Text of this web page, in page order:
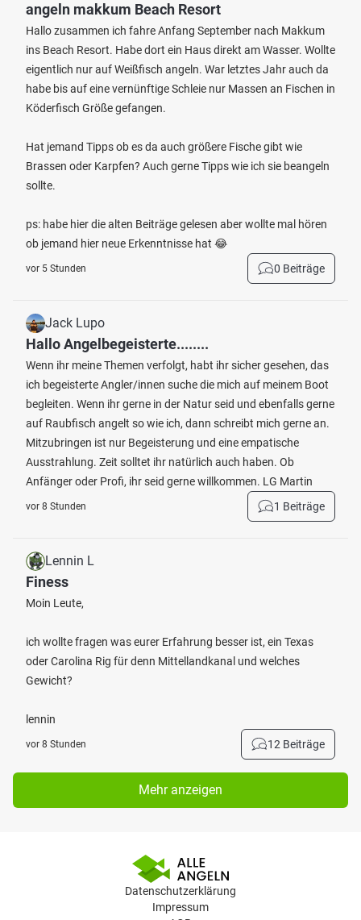
angeln makkum Beach Resort
Hallo zusammen ich fahre Anfang September nach Makkum
ins Beach Resort. Habe dort ein Haus direkt am Wasser. Wollte
eigentlich nur auf Weißfisch angeln. War letztes Jahr auch da
habe bis auf eine vernünftige Schleie nur Massen an Fischen in
Köderfisch Größe gefangen.
Hat jemand Tipps ob es da auch größere Fische gibt wie
Brassen oder Karpfen? Auch gerne Tipps wie ich sie beangeln
sollte.
ps: habe hier die alten Beiträge gelesen aber wollte mal hören
ob jemand hier neue Erkenntnisse hat 😂
vor 5 Stunden 0 Beiträge
Jack Lupo
Hallo Angelbegeisterte........
Wenn ihr meine Themen verfolgt, habt ihr sicher gesehen, das
ich begeisterte Angler/innen suche die mich auf meinem Boot
begleiten. Wenn ihr gerne in der Natur seid und ebenfalls gerne
auf Raubfisch angelt so wie ich, dann schreibt mich gerne an.
Mitzubringen ist nur Begeisterung und eine empatische
Ausstrahlung. Zeit solltet ihr natürlich auch haben. Ob
Anfänger oder Profi, ihr seid gerne willkommen. LG Martin
vor 8 Stunden 1 Beiträge
Lennin L
Finess
Moin Leute,
ich wollte fragen was eurer Erfahrung besser ist, ein Texas
oder Carolina Rig für denn Mittellandkanal und welches
Gewicht?
lennin
vor 8 Stunden 12 Beiträge
Mehr anzeigen
Datenschutzerklärung
Impressum